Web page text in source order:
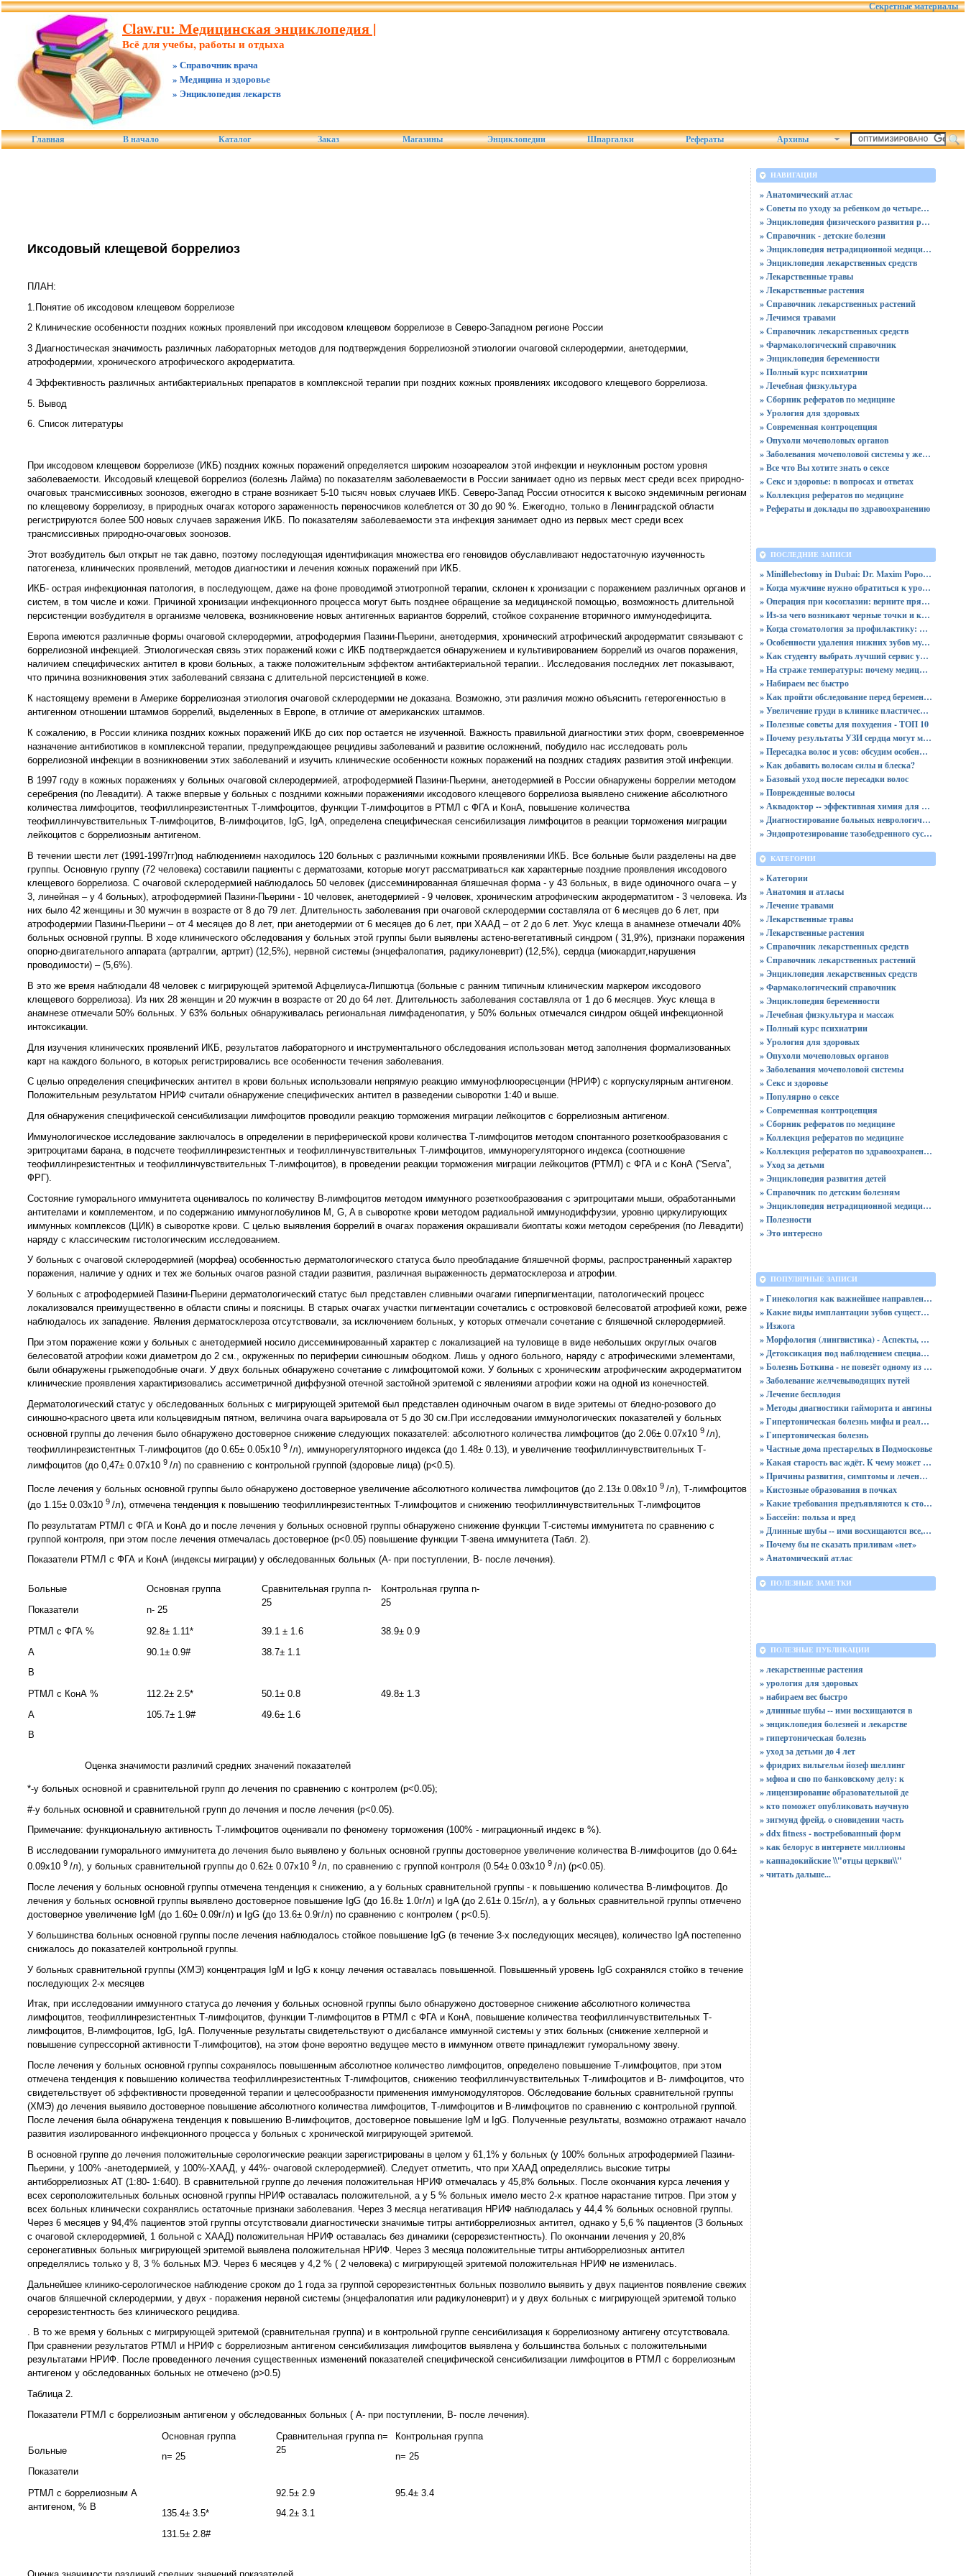
Секретные материалы
Claw.ru: Медицинская энциклопедия |
Всё для учебы, работы и отдыха
» Справочник врача
» Медицина и здоровье
» Энциклопедия лекарств
Главная В начало Каталог Заказ Магазины Энциклопедии Шпаргалки Рефераты Архивы
Иксодовый клещевой боррелиоз
ПЛАН:
1.Понятие об иксодовом клещевом боррелиозе
2 Клинические особенности поздних кожных проявлений при иксодовом клещевом боррелиозе в Северо-Западном регионе России
3 Диагностическая значимость различных лабораторных методов для подтверждения боррелиозной этиологии очаговой склеродермии, анетодермии,
атрофодермии, хронического атрофического акродерматита.
4 Эффективность различных антибактериальных препаратов в комплексной терапии при поздних кожных проявлениях иксодового клещевого боррелиоза.
5. Вывод
6. Список литературы
При иксодовом клещевом боррелиозе (ИКБ) поздних кожных поражений определяется широким нозоареалом этой инфекции и неуклонным ростом уровня
заболеваемости. Иксодовый клещевой боррелиоз (болезнь Лайма) по показателям заболеваемости в России занимает одно из первых мест среди всех природно-
очаговых трансмиссивных зоонозов, ежегодно в стране возникает 5-10 тысяч новых случаев ИКБ. Северо-Запад России относится к высоко эндемичным регионам
по клещевому боррелиозу, в природных очагах которого зараженность переносчиков колеблется от 30 до 90 %. Ежегодно, только в Ленинградской области
регистрируются более 500 новых случаев заражения ИКБ. По показателям заболеваемости эта инфекция занимает одно из первых мест среди всех
трансмиссивных природно-очаговых зоонозов.
Этот возбудитель был открыт не так давно, поэтому последующая идентификация множества его геновидов обуславливают недостаточную изученность
патогенеза, клинических проявлений, методов диагностики и лечения кожных поражений при ИКБ.
ИКБ- острая инфекционная патология, в последующем, даже на фоне проводимой этиотропной терапии, склонен к хронизации с поражением различных органов и
систем, в том числе и кожи. Причиной хронизации инфекционного процесса могут быть позднее обращение за медицинской помощью, возможность длительной
персистенции возбудителя в организме человека, возникновение новых антигенных вариантов боррелий, стойкое сохранение вторичного иммунодефицита.
Европа имеются различные формы очаговой склеродермии, атрофодермия Пазини-Пьерини, анетодермия, хронический атрофический акродерматит связывают с
боррелиозной инфекцией. Этиологическая связь этих поражений кожи с ИКБ подтверждается обнаружением и культивированием боррелий из очагов поражения,
наличием специфических антител в крови больных, а также положительным эффектом антибактериальной терапии.. Исследования последних лет показывают,
что причина возникновения этих заболеваний связана с длительной персистенцией в коже.
К настоящему времени в Америке боррелиозная этиология очаговой склеродермии не доказана. Возможно, эти различия можно объяснить гетерогенностью в
антигенном отношении штаммов боррелий, выделенных в Европе, в отличие от американских штаммов.
К сожалению, в России клиника поздних кожных поражений ИКБ до сих пор остается не изученной. Важность правильной диагностики этих форм, своевременное
назначение антибиотиков в комплексной терапии, предупреждающее рецидивы заболеваний и развитие осложнений, побудило нас исследовать роль
боррелиозной инфекции в возникновении этих заболеваний и изучить клинические особенности кожных поражений на поздних стадиях развития этой инфекции.
В 1997 году в кожных поражениях у больных очаговой склеродермией, атрофодермией Пазини-Пьерини, анетодермией в России обнаружены боррелии методом
серебрения (по Левадити). А также впервые у больных с поздними кожными поражениями иксодового клещевого боррелиоза выявлено снижение абсолютного
количества лимфоцитов, теофиллинрезистентных Т-лимфоцитов, функции Т-лимфоцитов в РТМЛ с ФГА и КонА, повышение количества
теофиллинчувствительных Т-лимфоцитов, В-лимфоцитов, IgG, IgA, определена специфическая сенсибилизация лимфоцитов в реакции торможения миграции
лейкоцитов с боррелиозным антигеном.
В течении шести лет (1991-1997гг)под наблюдениемн находилось 120 больных с различными кожными проявлениями ИКБ. Все больные были разделены на две
группы. Основную группу (72 человека) составили пациенты с дерматозами, которые могут рассматриваться как характерные поздние проявления иксодового
клещевого боррелиоза. С очаговой склеродермией наблюдалось 50 человек (диссеминированная бляшечная форма - у 43 больных, в виде одиночного очага – у
3, линейная – у 4 больных), атрофодермией Пазини-Пьерини - 10 человек, анетодермией - 9 человек, хроническим атрофическим акродерматитом - 3 человека. Из
них было 42 женщины и 30 мужчин в возрасте от 8 до 79 лет. Длительность заболевания при очаговой склеродермии составляла от 6 месяцев до 6 лет, при
атрофодермии Пазини-Пьерини – от 4 месяцев до 8 лет, при анетодермии от 6 месяцев до 6 лет, при ХААД – от 2 до 6 лет. Укус клеща в анамнезе отмечали 40%
больных основной группы. В ходе клинического обследования у больных этой группы были выявлены астено-вегетативный синдром ( 31,9%), признаки поражения
опорно-двигательного аппарата (артралгии, артрит) (12,5%), нервной системы (энцефалопатия, радикулоневрит) (12,5%), сердца (миокардит,нарушения
проводимости) – (5,6%).
В это же время наблюдали 48 человек с мигрирующей эритемой Афцелиуса-Липшютца (больные с ранним типичным клиническим маркером иксодового
клещевого боррелиоза). Из них 28 женщин и 20 мужчин в возрасте от 20 до 64 лет. Длительность заболевания составляла от 1 до 6 месяцев. Укус клеща в
анамнезе отмечали 50% больных. У 63% больных обнаруживалась региональная лимфаденопатия, у 50% больных отмечался синдром общей инфекционной
интоксикации.
Для изучения клинических проявлений ИКБ, результатов лабораторного и инструментального обследования использован метод заполнения формализованных
карт на каждого больного, в которых регистрировались все особенности течения заболевания.
С целью определения специфических антител в крови больных использовали непрямую реакцию иммунофлюоресценции (НРИФ) с корпускулярным антигеном.
Положительным результатом НРИФ считали обнаружение специфических антител в разведении сыворотки 1:40 и выше.
Для обнаружения специфической сенсибилизации лимфоцитов проводили реакцию торможения миграции лейкоцитов с боррелиозным антигеном.
Иммунологическое исследование заключалось в определении в периферической крови количества Т-лимфоцитов методом спонтанного розеткообразования с
эритроцитами барана, в подсчете теофиллинрезистентных и теофиллинчувствительных Т-лимфоцитов, иммунорегуляторного индекса (соотношение
теофиллинрезистентных и теофиллинчувствительных Т-лимфоцитов), в проведении реакции торможения миграции лейкоцитов (РТМЛ) с ФГА и с КонА (“Serva”,
ФРГ).
Состояние гуморального иммунитета оценивалось по количеству В-лимфоцитов методом иммунного розеткообразования с эритроцитами мыши, обработанными
антителами и комплементом, и по содержанию иммуноглобулинов М, G, A в сыворотке крови методом радиальной иммунодиффузии, уровню циркулирующих
иммунных комплексов (ЦИК) в сыворотке крови. С целью выявления боррелий в очагах поражения окрашивали биоптаты кожи методом серебрения (по Левадити)
наряду с классическим гистологическим исследованием.
У больных с очаговой склеродермией (морфеа) особенностью дерматологического статуса было преобладание бляшечной формы, распространенный характер
поражения, наличие у одних и тех же больных очагов разной стадии развития, различная выраженность дерматосклероза и атрофии.
У больных с атрофодермией Пазини-Пьерини дерматологический статус был представлен сливными очагами гиперпигментации, патологический процесс
локализовался преимущественно в области спины и поясницы. В старых очагах участки пигментации сочетались с островковой белесоватой атрофией кожи, реже
наблюдалось их западение. Явления дерматосклероза отсутствовали, за исключением больных, у которых отмечали сочетание с бляшечной склеродермией.
При этом поражение кожи у больных с анетодермией носило диссеминированный характер с локализацией на туловище в виде небольших округлых очагов
белесоватой атрофии кожи диаметром до 2 см., окруженных по периферии синюшным ободком. Лишь у одного больного, наряду с атрофическими элементами,
были обнаружены грыжеподобные очаги. У двух больных обнаружено сочетание с лимфоцитомой кожи. У больных с хроническим атрофическим акродерматитом
клинические проявления характиризовались ассиметричной диффузной отечной застойной эритемой с явлениями атрофии кожи на одной из конечностей.
Дерматологический статус у обследованных больных с мигрирующей эритемой был представлен одиночным очагом в виде эритемы от бледно-розового до
синюшно-красного цвета или кольцевидным пятном, величина очага варьировала от 5 до 30 см.При исследовании иммунологических показателей у больных
основной группы до лечения было обнаружено достоверное снижение следующих показателей: абсолютного количества лимфоцитов (до 2.06± 0.07х10 9 /л),
теофиллинрезистентных Т-лимфоцитов (до 0.65± 0.05х10 9 /л), иммунорегуляторного индекса (до 1.48± 0.13), и увеличение теофиллинчувствительных Т-
лимфоцитов (до 0,47± 0.07х10 9 /л) по сравнению с контрольной группой (здоровые лица) (р<0.5).
После лечения у больных основной группы было обнаружено достоверное увеличение абсолютного количества лимфоцитов (до 2.13± 0.08х10 9 /л), Т-лимфоцитов
(до 1.15± 0.03х10 9 /л), отмечена тенденция к повышению теофиллинрезистентных Т-лимфоцитов и снижению теофиллинчувствительных Т-лимфоцитов
По результатам РТМЛ с ФГА и КонА до и после лечения у больных основной группы обнаружено снижение функции Т-системы иммунитета по сравнению с
группой контроля, при этом после лечения отмечалась достоверное (p<0.05) повышение функции Т-звена иммунитета (Табл. 2).
Показатели РТМЛ с ФГА и КонА (индексы миграции) у обследованных больных (А- при поступлении, В- после лечения).
Больные
Показатели
Основная группа
n- 25
Сравнительная группа n-
25
Контрольная группа n-
25
РТМЛ с ФГА %
А
В
92.8± 1.11*
90.1± 0.9#
39.1 ± 1.6
38.7± 1.1
38.9± 0.9
РТМЛ с КонА %
А
В
112.2± 2.5*
105.7± 1.9#
50.1± 0.8
49.6± 1.6
49.8± 1.3
Оценка значимости различий средних значений показателей
*-у больных основной и сравнительной групп до лечения по сравнению с контролем (p<0.05);
#-у больных основной и сравнительной групп до лечения и после лечения (p<0.05).
Примечание: функциональную активность Т-лимфоцитов оценивали по феномену торможения (100% - миграционный индекс в %).
В исследовании гуморального иммунитета до лечения было выявлено у больных основной группы достоверное увеличение количества В-лимфоцитов (до 0.64±
0.09х10 9 /л), у больных сравнительной группы до 0.62± 0.07х10 9 /л, по сравнению с группой контроля (0.54± 0.03х10 9 /л) (p<0.05).
После лечения у больных основной группы отмечена тенденция к снижению, а у больных сравнительной группы - к повышению количества В-лимфоцитов. До
лечения у больных основной группы выявлено достоверное повышение IgG (до 16.8± 1.0г/л) и IgA (до 2.61± 0.15г/л), а у больных сравнительной группы отмечено
достоверное увеличение IgM (до 1.60± 0.09г/л) и IgG (до 13.6± 0.9г/л) по сравнению с контролем ( p<0.5).
У большинства больных основной группы после лечения наблюдалось стойкое повышение IgG (в течение 3-х последующих месяцев), количество IgA постепенно
снижалось до показателей контрольной группы.
У больных сравнительной группы (ХМЭ) концентрация IgM и IgG к концу лечения оставалась повышенной. Повышенный уровень IgG сохранялся стойко в течение
последующих 2-х месяцев
Итак, при исследовании иммунного статуса до лечения у больных основной группы было обнаружено достоверное снижение абсолютного количества
лимфоцитов, теофиллинрезистентных Т-лимфоцитов, функции Т-лимфоцитов в РТМЛ с ФГА и КонА, повышение количества теофиллинчувствительных Т-
лимфоцитов, В-лимфоцитов, IgG, IgA. Полученные результаты свидетельствуют о дисбалансе иммунной системы у этих больных (снижение хелперной и
повышение супрессорной активности Т-лимфоцитов), на этом фоне вероятно ведущее место в иммунном ответе принадлежит гуморальному звену.
После лечения у больных основной группы сохранялось повышенным абсолютное количество лимфоцитов, определено повышение Т-лимфоцитов, при этом
отмечена тенденция к повышению количества теофиллинрезистентных Т-лимфоцитов, снижению теофиллинчувствительных Т-лимфоцитов и В- лимфоцитов, что
свидетельствует об эффективности проведенной терапии и целесообразности применения иммуномодуляторов. Обследование больных сравнительной группы
(ХМЭ) до лечения выявило достоверное повышение абсолютного количества лимфоцитов, Т-лимфоцитов и В-лимфоцитов по сравнению с контрольной группой.
После лечения была обнаружена тенденция к повышению В-лимфоцитов, достоверное повышение IgM и IgG. Полученные результаты, возможно отражают начало
развития изолированного инфекционного процесса у больных с хронической мигрирующей эритемой.
В основной группе до лечения положительные серологические реакции зарегистрированы в целом у 61,1% у больных (у 100% больных атрофодермией Пазини-
Пьерини, у 100% -анетодермией, у 100%-ХААД, у 44%- очаговой склеродермией). Следует отметить, что при ХААД определялись высокие титры
антиборрелиозных АТ (1:80- 1:640). В сравнительной группе до лечения положительная НРИФ отмечалась у 45,8% больных. После окончания курса лечения у
всех сероположительных больных основной группы НРИФ оставалась положительной, а у 5 % больных имело место 2-х кратное нарастание титров. При этом у
всех больных клинически сохранялись остаточные признаки заболевания. Через 3 месяца негативация НРИФ наблюдалась у 44,4 % больных основной группы.
Через 6 месяцев у 94,4% пациентов этой группы отсутствовали диагностически значимые титры антиборрелиозных антител, однако у 5,6 % пациентов (3 больных
с очаговой склеродермией, 1 больной с ХААД) положительная НРИФ оставалась без динамики (серорезистентность). По окончании лечения у 20,8%
серонегативных больных мигрирующей эритемой выявлена положительная НРИФ. Через 3 месяца положительные титры антиборрелиозных антител
определялись только у 8, 3 % больных МЭ. Через 6 месяцев у 4,2 % ( 2 человека) с мигрирующей эритемой положительная НРИФ не изменилась.
Дальнейшее клинико-серологическое наблюдение сроком до 1 года за группой серорезистентных больных позволило выявить у двух пациентов появление свежих
очагов бляшечной склеродермии, у двух - поражения нервной системы (энцефалопатия или радикулоневрит) и у двух больных с мигрирующей эритемой только
серорезистентность без клинического рецидива.
. В то же время у больных с мигрирующей эритемой (сравнительная группа) и в контрольной группе сенсибилизация к боррелиозному антигену отсутствовала.
При сравнении результатов РТМЛ и НРИФ с боррелиозным антигеном сенсибилизация лимфоцитов выявлена у большинства больных с положительными
результатами НРИФ. После проведенного лечения существенных изменений показателей специфической сенсибилизации лимфоцитов в РТМЛ с боррелиозным
антигеном у обследованных больных не отмечено (p>0.5)
Таблица 2.
Показатели РТМЛ с боррелиозным антигеном у обследованных больных ( А- при поступлении, В- после лечения).
Больные
Показатели
Основная группа
n= 25
Сравнительная группа n=
25
Контрольная группа
n= 25
РТМЛ с боррелиозным А
антигеном, % В
135.4± 3.5*
131.5± 2.8#
92.5± 2.9
94.2± 3.1
95.4± 3.4
НАВИГАЦИЯ
» Анатомический атлас
» Советы по уходу за ребенком до четырех лет
» Энциклопедия физического развития ребенка
» Справочник - детские болезни
» Энциклопедия нетрадиционной медицины
» Энциклопедия лекарственных средств
» Лекарственные травы
» Лекарственные растения
» Справочник лекарственных растений
» Лечимся травами
» Справочник лекарственных средств
» Фармакологический справочник
» Энциклопедия беременности
» Полный курс психиатрии
» Лечебная физкультура
» Сборник рефератов по медицине
» Урология для здоровых
» Современная контроцепция
» Опухоли мочеполовых органов
» Заболевания мочеполовой системы у женщин
» Все что Вы хотите знать о сексе
» Секс и здоровье: в вопросах и ответах
» Коллекция рефератов по медицине
» Рефераты и доклады по здравоохранению
ПОСЛЕДНИЕ ЗАПИСИ
» Miniflebectomy in Dubai: Dr. Maxim Popovtsev
» Когда мужчине нужно обратиться к урологу: симптомы и диагностика
» Операция при косоглазии: верните прямой и уверенный взгляд
» Из-за чего возникают черные точки и каким образом их устранить?
» Когда стоматология за профилактику: почему NOVIKOVSKI выступает против сахара
» Особенности удаления нижних зубов мудрости: показания и процесс операции
» Как студенту выбрать лучший сервис учебной помощи и не ошибиться
» На страже температуры: почему медицинские холодильники незаменимы в здравоохранении?
» Набираем вес быстро
» Как пройти обследование перед беременностью
» Увеличение груди в клинике пластической хирургии
» Полезные советы для похудения - ТОП 10
» Почему результаты УЗИ сердца могут меняться от состояния человека и что это говорит о работе сердечной мышцы
» Пересадка волос и усов: обсудим особенности данной процедуры
» Как добавить волосам силы и блеска?
» Базовый уход после пересадки волос
» Поврежденные волосы
» Аквадоктор -- эффективная химия для чистки бассейнов
» Диагностирование больных неврологическими болезнями и расстройствами в Краснодаре
» Эндопротезирование тазобедренного сустава в клинике "Кураре Хирургия"
КАТЕГОРИИ
» Категории
» Анатомия и атласы
» Лечение травами
» Лекарственные травы
» Лекарственные растения
» Справочник лекарственных средств
» Справочник лекарственных растений
» Энциклопедия лекарственных средств
» Фармакологический справочник
» Энциклопедия беременности
» Лечебная физкультура и массаж
» Полный курс психиатрии
» Урология для здоровых
» Опухоли мочеполовых органов
» Заболевания мочеполовой системы
» Секс и здоровье
» Популярно о сексе
» Современная контроцепция
» Сборник рефератов по медицине
» Коллекция рефератов по медицине
» Коллекция рефератов по здравоохранению
» Уход за детьми
» Энциклопедия развития детей
» Справочник по детским болезням
» Энциклопедия нетрадиционной медицины
» Полезности
» Это интересно
ПОПУЛЯРНЫЕ ЗАПИСИ
» Гинекология как важнейшее направление в медицине: особенности, лечение, диагностика
» Какие виды имплантации зубов существуют?
» Изжога
» Морфология (лингвистика) - Аспекты, изучаемые морфологией
» Детоксикация под наблюдением специалистов
» Болезнь Боткина - не повезёт одному из ста
» Заболевание желчевыводящих путей
» Лечение бесплодия
» Методы диагностики гайморита и ангины
» Гипертоническая болезнь мифы и реальность
» Гипертоническая болезнь
» Частные дома престарелых в Подмосковье
» Какая старость вас ждёт. К чему может привести жестокое обращение с ребёнком
» Причины развития, симптомы и лечение хронического пиелонефрита
» Кистозные образования в почках
» Какие требования предъявляются к стоматологическому оборудованию?
» Бассейн: польза и вред
» Длинные шубы -- ими восхищаются все, но идут они не всем
» Почему бы не сказать приливам «нет»
» Анатомический атлас
ПОЛЕЗНЫЕ ЗАМЕТКИ
ПОЛЕЗНЫЕ ПУБЛИКАЦИИ
» лекарственные растения
» урология для здоровых
» набираем вес быстро
» длинные шубы -- ими восхищаются в
» энциклопедия болезней и лекарстве
» гипертоническая болезнь
» уход за детьми до 4 лет
» фридрих вильгельм йозеф шеллинг
» мфюа и спо по банковскому делу: к
» лицензирование образовательной де
» кто поможет опубликовать научную
» зигмунд фрейд. о сновидении часть
» ddx fitness - востребованный форм
» как белорус в интернете миллионы
» каппадокийские \\"отцы церкви\\"
»читать дальше...